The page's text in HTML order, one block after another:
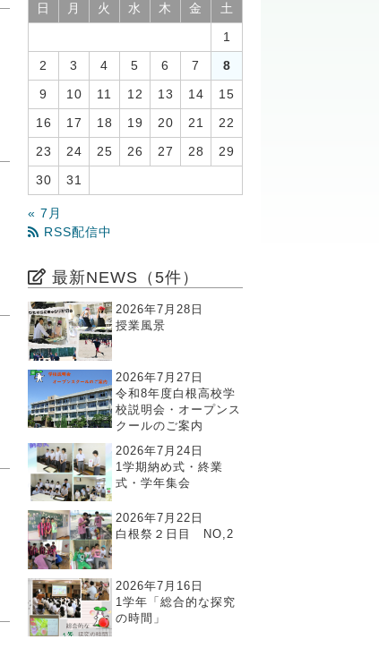
日 月 火 水 木 金 土
1
2 3 4 5 6 7 8
9 10 11 12 13 14 15
16 17 18 19 20 21 22
23 24 25 26 27 28 29
30 31
« 7月
RSS配信中
最新NEWS（5件）
2026年7月28日
授業風景
2026年7月27日
令和8年度白根高校学
校説明会・オープンス
クールのご案内
2026年7月24日
1学期納め式・終業
式・学年集会
2026年7月22日
白根祭２日目 NO,2
2026年7月16日
1学年「総合的な探究
の時間」